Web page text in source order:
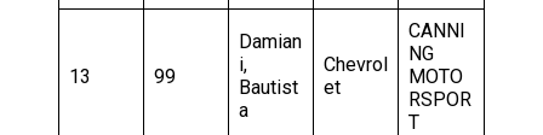
13 99
Damian
i,
Bautist
a
Chevrol
et
CANNI
NG
MOTO
RSPOR
T